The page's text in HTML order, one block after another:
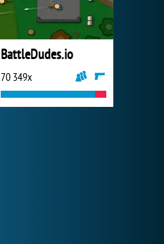
BattleDudes.io
70 349x